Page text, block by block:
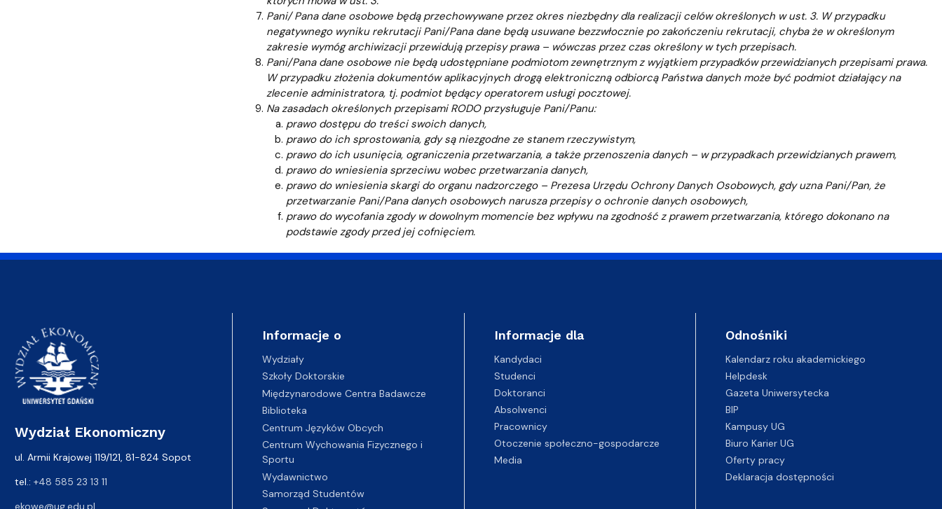
Pani/ Pana dane osobowe będą przechowywane przez okres niezbędny dla realizacji celów określonych w ust. 3. W przypadku
negatywnego wyniku rekrutacji Pani/Pana dane będą usuwane bezzwłocznie po zakończeniu rekrutacji, chyba że w określonym
zakresie wymóg archiwizacji przewidują przepisy prawa – wówczas przez czas określony w tych przepisach.
Pani/Pana dane osobowe nie będą udostępniane podmiotom zewnętrznym z wyjątkiem przypadków przewidzianych przepisami prawa.
W przypadku złożenia dokumentów aplikacyjnych drogą elektroniczną odbiorcą Państwa danych może być podmiot działający na
zlecenie administratora, tj. podmiot będący operatorem usługi pocztowej.
Na zasadach określonych przepisami RODO przysługuje Pani/Panu:
prawo dostępu do treści swoich danych,
prawo do ich sprostowania, gdy są niezgodne ze stanem rzeczywistym,
prawo do ich usunięcia, ograniczenia przetwarzania, a także przenoszenia danych – w przypadkach przewidzianych prawem,
prawo do wniesienia sprzeciwu wobec przetwarzania danych,
prawo do wniesienia skargi do organu nadzorczego – Prezesa Urzędu Ochrony Danych Osobowych, gdy uzna Pani/Pan, że
przetwarzanie Pani/Pana danych osobowych narusza przepisy o ochronie danych osobowych,
prawo do wycofania zgody w dowolnym momencie bez wpływu na zgodność z prawem przetwarzania, którego dokonano na
podstawie zgody przed jej cofnięciem.
Wydział Ekonomiczny
ul. Armii Krajowej 119/121, 81-824 Sopot
tel.: +48 585 23 13 11
ekowe@ug.edu.pl
Informacje o
Wydziały
Szkoły Doktorskie
Międzynarodowe Centra Badawcze
Biblioteka
Centrum Języków Obcych
Centrum Wychowania Fizycznego i
Sportu
Wydawnictwo
Samorząd Studentów
Informacje dla
Kandydaci
Studenci
Doktoranci
Absolwenci
Pracownicy
Otoczenie społeczno-gospodarcze
Media
Odnośniki
Kalendarz roku akademickiego
Helpdesk
Gazeta Uniwersytecka
BIP
Kampusy UG
Biuro Karier UG
Oferty pracy
Deklaracja dostępności